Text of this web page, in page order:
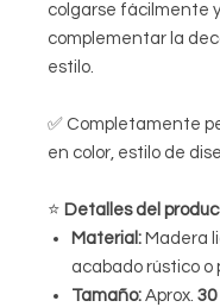
colgarse fácilmente y
complementar la
estilo.
✅ Completamente
en color, estilo de
⭐️ Detalles del
Material: Madera
acabado rústico o
Tamaño: Aprox. 30